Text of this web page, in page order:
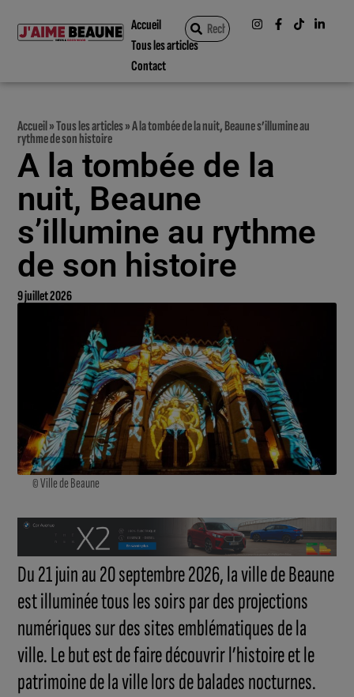
Accueil
Tous les articles
Contact
Accueil»Tous les articles»A la tombée de la nuit, Beaune s’illumine au
rythme de son histoire
A la tombée de la
nuit, Beaune
s’illumine au rythme
de son histoire
9 juillet 2026
© Ville de Beaune
Du 21 juin au 20 septembre 2026, la ville de Beaune
est illuminée tous les soirs par des projections
numériques sur des sites emblématiques de la
ville. Le but est de faire découvrir l’histoire et le
patrimoine de la ville lors de balades nocturnes.